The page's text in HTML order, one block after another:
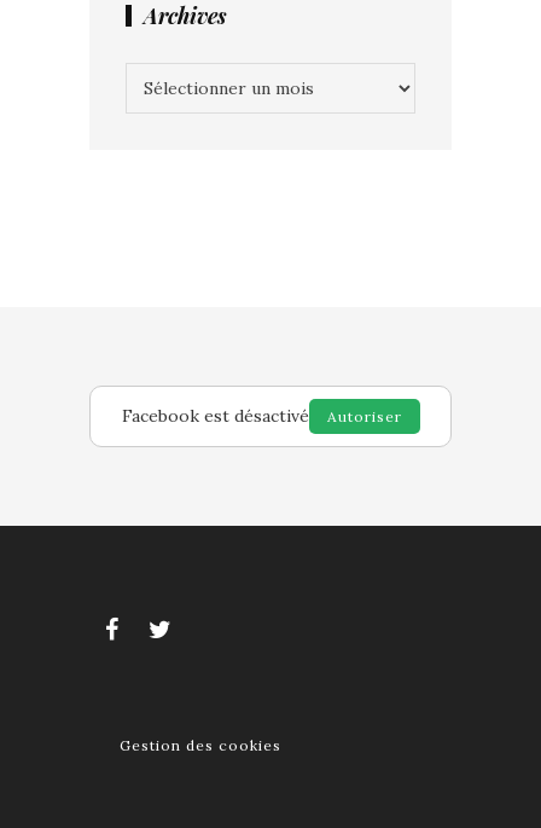
Archives
Facebook est désactivé Autoriser
Gestion des cookies